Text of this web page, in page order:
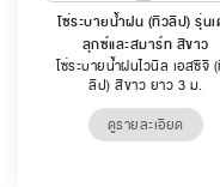
โซ่ระบายน้ำฝน (ทิวลิป) รุ่น
ลุกซ์และสมาร์ท สีขาว
โซ่ระบายน้ำฝนไวนิล เอสซีจี
ลิป) สีขาว ยาว 3 ม.
ดูรายละเอียด